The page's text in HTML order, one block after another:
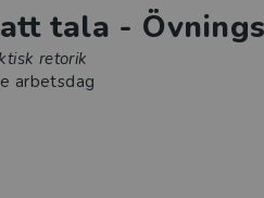
tala -
retorik
arbetsdag